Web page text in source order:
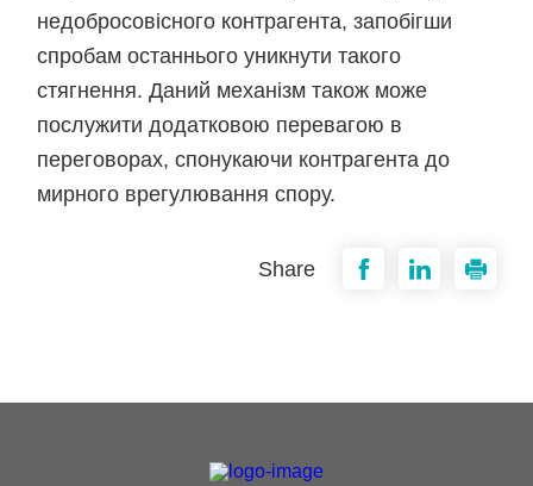
недобросовісного контрагента, запобігши
спробам останнього уникнути такого
стягнення. Даний механізм також може
послужити додатковою перевагою в
переговорах, спонукаючи контрагента до
мирного врегулювання спору.
Share